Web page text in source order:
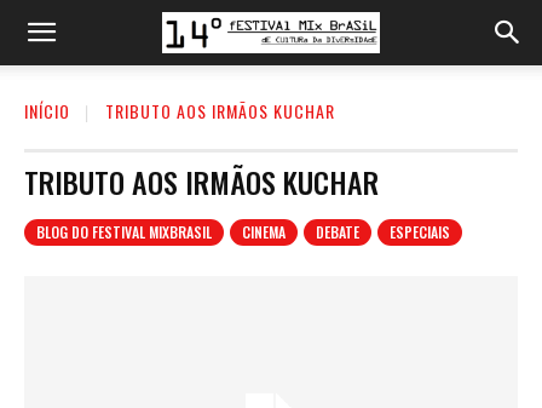
INÍCIO TRIBUTO AOS IRMÃOS KUCHAR
TRIBUTO AOS IRMÃOS KUCHAR
BLOG DO FESTIVAL MIXBRASIL CINEMA DEBATE ESPECIAIS